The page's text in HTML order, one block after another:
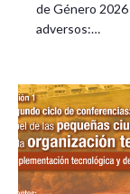
de Género
adversos:…